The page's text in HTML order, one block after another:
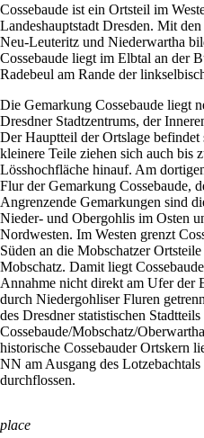
Cossebaude ist ein Ortsteil im
Landeshauptstadt Dresden. Mit
Neu-Leuteritz und Niederwartha
Cossebaude liegt im Elbtal an der
Radebeul am Rande der
Die Gemarkung Cossebaude liegt
Dresdner Stadtzentrums, der
Der Hauptteil der Ortslage
kleinere Teile ziehen sich auch bis
Lösshochfläche hinauf. Am
Flur der Gemarkung Cossebaude,
Angrenzende Gemarkungen sind
Nieder- und Obergohlis im Osten
Nordwesten. Im Westen grenzt
Süden an die Mobschatzer
Mobschatz. Damit liegt
Annahme nicht direkt am Ufer der
durch Niedergohliser Fluren
des Dresdner statistischen Stadtteils
Cossebaude/Mobschatz/
historische Cossebauder Ortskern
NN am Ausgang des
durchflossen.
place